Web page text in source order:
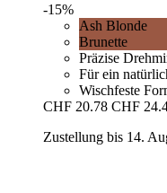
-15%
Ash Blonde
Brunette
Präzise
Für ein
Wischfeste
CHF 20.78 CHF
Zustellung bis 14.